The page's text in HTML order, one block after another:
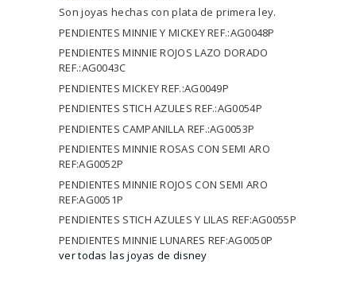
Son joyas hechas con plata de primera ley.
PENDIENTES MINNIE Y MICKEY REF.:AG0048P
PENDIENTES MINNIE ROJOS LAZO DORADO
REF.:AG0043C
PENDIENTES MICKEY REF.:AG0049P
PENDIENTES STICH AZULES REF.:AG0054P
PENDIENTES CAMPANILLA REF.:AG0053P
PENDIENTES MINNIE ROSAS CON SEMI ARO
REF:AG0052P
PENDIENTES MINNIE ROJOS CON SEMI ARO
REF:AG0051P
PENDIENTES STICH AZULES Y LILAS REF:AG0055P
PENDIENTES MINNIE LUNARES REF:AG0050P
ver todas las joyas de disney